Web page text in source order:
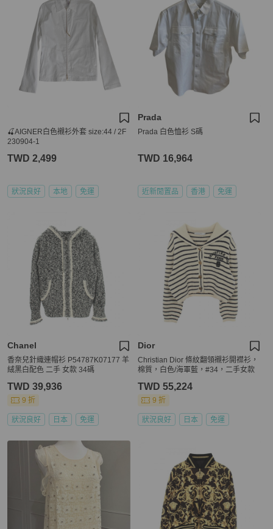
🍒AIGNER白色襯衫外套 size:44 / 2F
230904-1
TWD 2,499
狀況良好 本地 免運
Prada
Prada 白色恤衫 S碼
TWD 16,964
近新閒置品 香港 免運
Chanel
香奈兒針織連帽衫 P54787K07177 羊
絨黑白配色 二手 女款 34碼
TWD 39,936
9 折
狀況良好 日本 免運
Dior
Christian Dior 條紋翻領襯衫開襟衫，
棉質，白色/海軍藍，#34，二手女款
TWD 55,224
9 折
狀況良好 日本 免運